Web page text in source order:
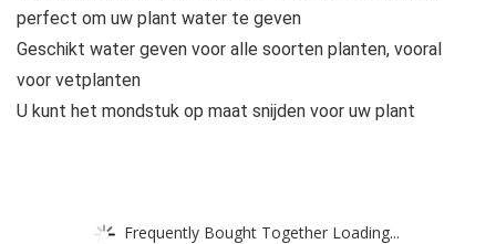
perfect om uw plant water te geven
Geschikt water geven voor alle soorten planten, vooral
voor vetplanten
U kunt het mondstuk op maat snijden voor uw plant
Frequently Bought Together Loading...